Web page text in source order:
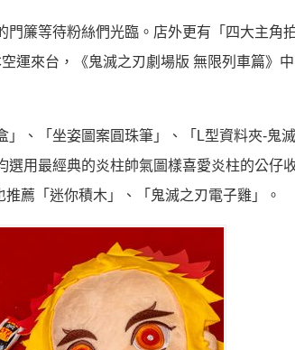
簾等待粉絲們光臨。店外更有「四大主角
運來台，《鬼滅之刃劇場版 無限列車篇》
、「坐姿圖案圓珠筆」、「L型資料夾-鬼
用最經典的炎柱帥氣圖樣喜愛炎柱的公仔
薦「迷你積木」、「鬼滅之刃電子雞」。